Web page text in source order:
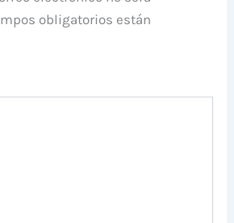
obligatorios están